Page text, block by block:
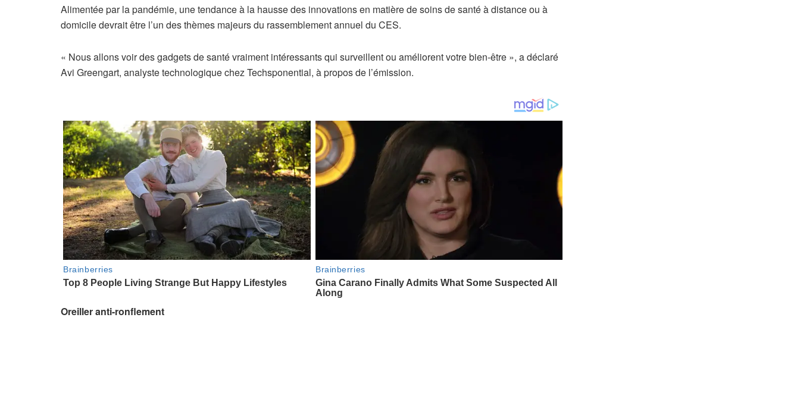
Alimentée par la pandémie, une tendance à la hausse des innovations en matière de soins de santé à distance ou à
domicile devrait être l’un des thèmes majeurs du rassemblement annuel du CES.
« Nous allons voir des gadgets de santé vraiment intéressants qui surveillent ou améliorent votre bien-être », a déclaré
Avi Greengart, analyste technologique chez Techsponential, à propos de l’émission.
Oreiller anti-ronflement